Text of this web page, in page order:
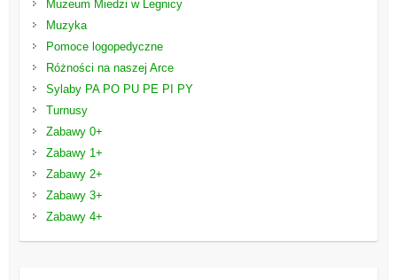
Muzeum Miedzi w Legnicy
Muzyka
Pomoce logopedyczne
Różności na naszej Arce
Sylaby PA PO PU PE PI PY
Turnusy
Zabawy 0+
Zabawy 1+
Zabawy 2+
Zabawy 3+
Zabawy 4+